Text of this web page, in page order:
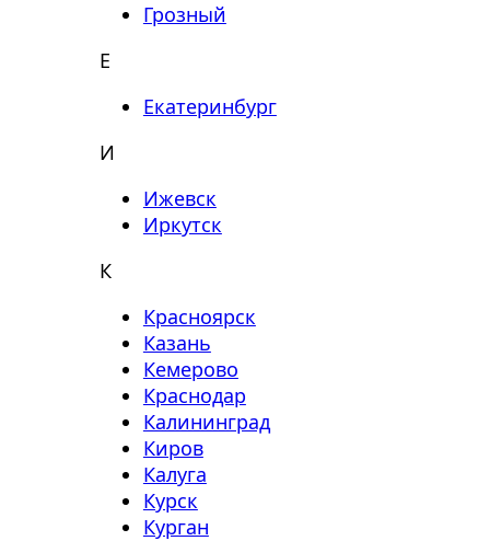
Грозный
Е
Екатеринбург
И
Ижевск
Иркутск
К
Красноярск
Казань
Кемерово
Краснодар
Калининград
Киров
Калуга
Курск
Курган